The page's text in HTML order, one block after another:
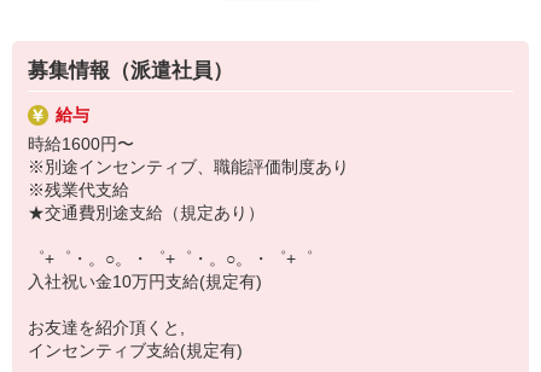
￣￣￣￣￣￣￣￣￣￣￣
▼オフィスワーク
事務、経理、データ入力、コールセンター、受付
▼工場・製造・軽作業系
機械/食品製造・梱包・仕分け・加工・組立・検査
▼美容系
眉毛サロンのアイブロウ・ネイリスト・エステ
▼営業・販売
法人営業・アパレル販売・個別指導塾・人材紹介
▼人気案件も多数♪
短期・期間限定・オープニング・官公庁案件
上場/優良/大手企業など
【スマホ面接実施中】
￣￣￣￣￣￣￣￣￣
満足度◎
■携帯やインターネット販売業務
docomo(ドコモ)/au(エーユー)・KDDI/softbank(ソフトバンク)など
の大手キャリアから
ワイモバイル(Y!mobille)、楽天モバイル、UQなど格安スマホまで幅
広く紹介可能♪
人気のApple（アップル）店舗もございます！
募集情報（派遣社員）
給与
時給1600円〜
※別途インセンティブ、職能評価制度あり
※残業代支給
★交通費別途支給（規定あり）
゜+゜・。○。・゜+゜・。○。・゜+゜
入社祝い金10万円支給(規定有)
お友達を紹介頂くと,
インセンティブ支給(規定有)